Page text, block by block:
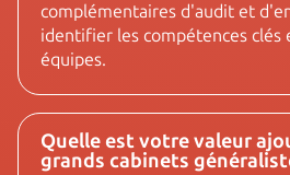
complémentaires d'audit et
identifier les compétences clés
équipes.
Quelle est votre valeur
grands cabinets